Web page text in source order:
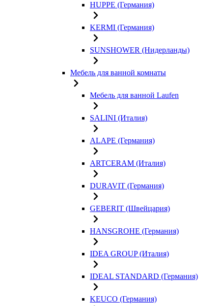
HUPPE (Германия)
KERMI (Германия)
SUNSHOWER (Нидерланды)
Мебель для ванной комнаты
Мебель для ванной Laufen
SALINI (Италия)
ALAPE (Германия)
ARTCERAM (Италия)
DURAVIT (Германия)
GEBERIT (Швейцария)
HANSGROHE (Германия)
IDEA GROUP (Италия)
IDEAL STANDARD (Германия)
KEUCO (Германия)